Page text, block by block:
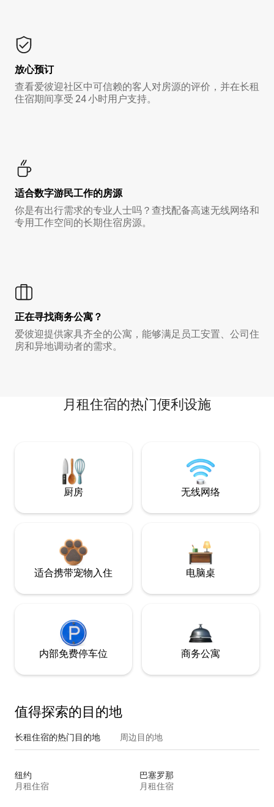
放心预订
查看爱彼迎社区中可信赖的客人对房源的评价，并在长租
住宿期间享受 24 小时用户支持。
适合数字游民工作的房源
你是有出行需求的专业人士吗？查找配备高速无线网络和
专用工作空间的长期住宿房源。
正在寻找商务公寓？
爱彼迎提供家具齐全的公寓，能够满足员工安置、公司住
房和异地调动者的需求。
月租住宿的热门便利设施
厨房 无线网络
适合携带宠物入住 电脑桌
内部免费停车位 商务公寓
值得探索的目的地
长租住宿的热门目的地 周边目的地
纽约
月租住宿
巴塞罗那
月租住宿